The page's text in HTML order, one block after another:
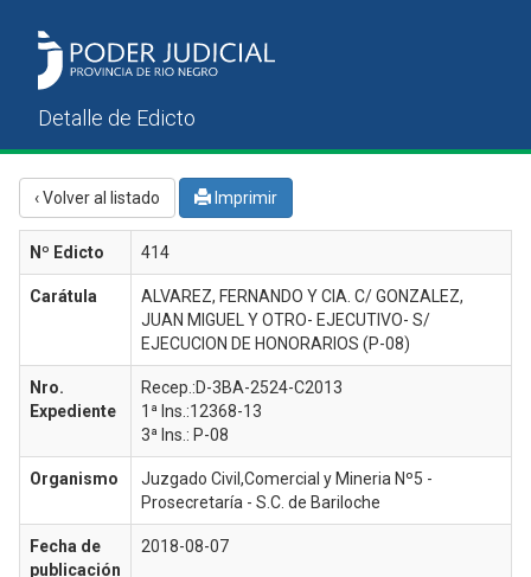
‹ Volver al listado Imprimir
Nº Edicto 414
Carátula
ALVAREZ, FERNANDO Y CIA. C/ GONZALEZ,
JUAN MIGUEL Y OTRO- EJECUTIVO- S/
EJECUCION DE HONORARIOS (P-08)
Nro.
Expediente
Recep.:D-3BA-2524-C2013
1ª Ins.:12368-13
3ª Ins.: P-08
Organismo
Juzgado Civil,Comercial y Mineria Nº5 -
Prosecretaría - S.C. de Bariloche
Fecha de
publicación
2018-08-07